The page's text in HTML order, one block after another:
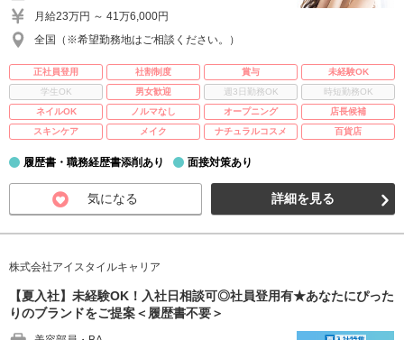
月給23万円 ～ 41万6,000円
全国（※希望勤務地はご相談ください。）
正社員登用 社割制度 賞与
未経験OK
学生OK
男女歓迎 週3日勤務OK
時短勤務OK
ネイルOK
ノルマなし オープニング
店長候補
スキンケア
メイク ナチュラルコスメ 百貨店
履歴書・職務経歴書添削あり 面接対策あり
気になる 詳細を見る
株式会社アイスタイルキャリア
【夏入社】未経験OK！入社日相談可◎社員登用有★あなたにぴった
りのブランドをご提案＜履歴書不要＞